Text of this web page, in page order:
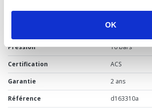
OK
Matière Métal
5 à 18 litres
Pression 10 bars
Certification ACS
Garantie 2 ans
Référence d163310a